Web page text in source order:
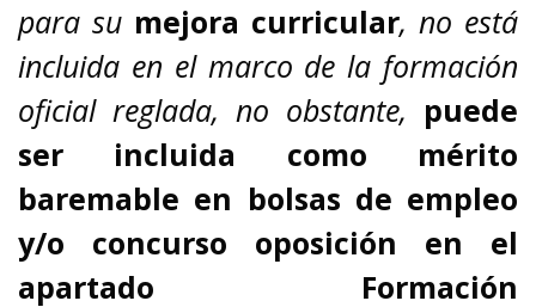
para su mejora curricular, no está
incluida en el marco de la formación
oficial reglada, no obstante, puede
ser incluida como mérito
baremable en bolsas de empleo
y/o concurso oposición en el
apartado Formación